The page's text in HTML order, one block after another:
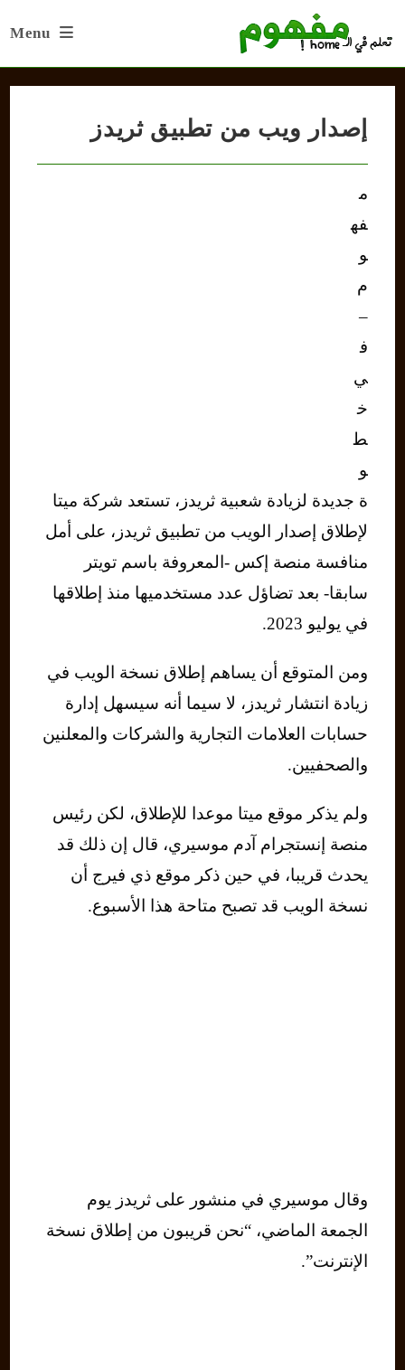
Menu
إصدار ويب من تطبيق ثريدز
م
فه
و
م
–
ف
ي
خ
ط
و
ة جديدة لزيادة شعبية ثريدز، تستعد شركة ميتا
لإطلاق إصدار الويب من تطبيق ثريدز، على أمل
منافسة منصة إكس -المعروفة باسم تويتر
سابقا- بعد تضاؤل عدد مستخدميها منذ إطلاقها
في يوليو 2023.
ومن المتوقع أن يساهم إطلاق نسخة الويب في
زيادة انتشار ثريدز، لا سيما أنه سيسهل إدارة
حسابات العلامات التجارية والشركات والمعلنين
والصحفيين.
ولم يذكر موقع ميتا موعدا للإطلاق، لكن رئيس
منصة إنستجرام آدم موسيري، قال إن ذلك قد
يحدث قريبا، في حين ذكر موقع ذي فيرج أن
نسخة الويب قد تصبح متاحة هذا الأسبوع.
وقال موسيري في منشور على ثريدز يوم
الجمعة الماضي، “نحن قريبون من إطلاق نسخة
الإنترنت”.